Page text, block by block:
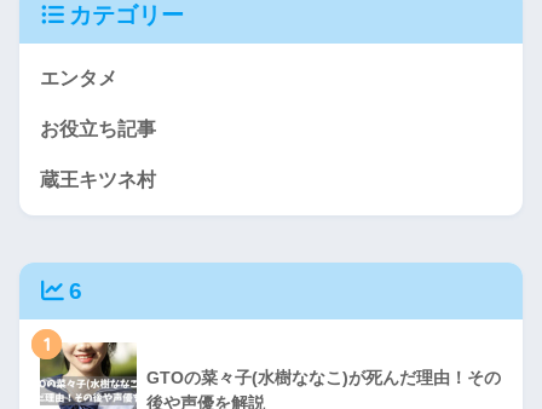
カテゴリー
エンタメ
お役立ち記事
蔵王キツネ村
6
1
GTOの菜々子(水樹ななこ)が死んだ理由！その
後や声優を解説